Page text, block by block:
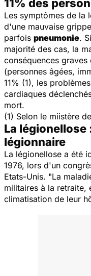
11% des
Les symptômes de la
d'une mauvaise
parfois pneumonie.
majorité des cas, la
conséquences
(personnes âgées,
11% (1), les
cardiaques
mort.
(1) Selon le miistère
La légionellose
légionnaire
La légionellose a été
1976, lors d'un
Etats-Unis. "La
militaires à la retraite,
climatisation de leur